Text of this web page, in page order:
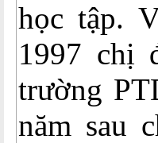
học tập.
1997 chị
trường
năm sau